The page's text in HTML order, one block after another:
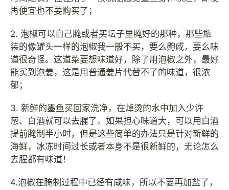
再便宜也不要购买了；
2. 泡椒可以自己腌或者买坛子里腌好的那种，那些瓶
装的像罐头一样的泡椒我一般不买，要么齁咸，要么味
道很奇怪。这道菜要想味道好，除了用泡椒之外，最好
能买到泡姜，这是用普通姜片代替不了的味道，很浓
郁；
3. 新鲜的墨鱼买回家洗净，在焯烫的水中加入少许
葱、白酒就可以去腥了。如果担心味道大，可以用白酒
提前腌制半小时，但是这些简单的办法只是针对新鲜的
海鲜，冰冻时间过长或者本身不是很新鲜的，无论怎么
去腥都有味道！
4.泡椒在腌制过程中已经有咸味，所以不要再加盐了，